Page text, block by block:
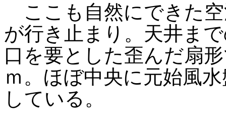
ここも自然にできた
が行き止まり。天井ま
口を要とした歪んだ扇
ｍ。ほぼ中央に元始風
している。